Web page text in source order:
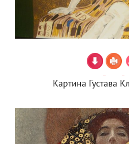
Картина Густава